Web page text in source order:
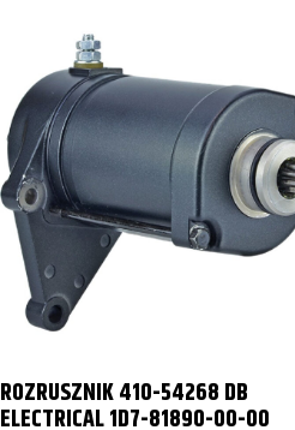
ROZRUSZNIK 410-54268 DB
ELECTRICAL 1D7-81890-00-00